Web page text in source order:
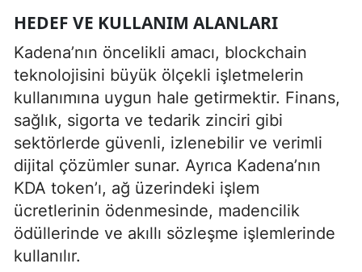
HEDEF VE KULLANIM ALANLARI
Kadena’nın öncelikli amacı, blockchain
teknolojisini büyük ölçekli işletmelerin
kullanımına uygun hale getirmektir. Finans,
sağlık, sigorta ve tedarik zinciri gibi
sektörlerde güvenli, izlenebilir ve verimli
dijital çözümler sunar. Ayrıca Kadena’nın
KDA token’ı, ağ üzerindeki işlem
ücretlerinin ödenmesinde, madencilik
ödüllerinde ve akıllı sözleşme işlemlerinde
kullanılır.